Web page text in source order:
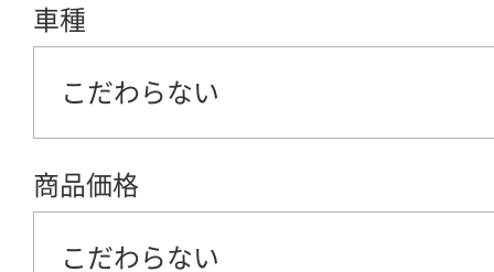
車種
こだわらない
商品価格
こだわらない